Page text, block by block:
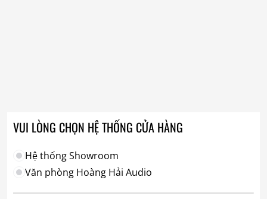
VUI LÒNG CHỌN HỆ THỐNG CỬA HÀNG
Hệ thống Showroom
Văn phòng Hoàng Hải Audio